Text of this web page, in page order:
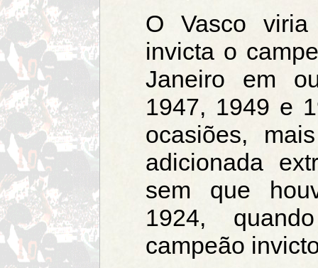
O Vasco
invicta o
Janeiro em
1947, 1949 e
ocasiões,
adicionada
sem que
1924,
campeão